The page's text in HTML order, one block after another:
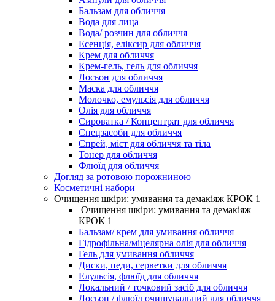
Бальзам для обличчя
Вода для лица
Вода/ розчин для обличчя
Есенція, еліксир для обличчя
Крем для обличчя
Крем-гель, гель для обличчя
Лосьон для обличчя
Маска для обличчя
Молочко, емульсія для обличчя
Олія для обличчя
Сироватка / Концентрат для обличчя
Спецзасоби для обличчя
Спрей, міст для обличчя та тіла
Тонер для обличчя
Флюїд для обличчя
Догляд за ротовою порожниною
Косметичні набори
Очищення шкіри: умивання та демакіяж КРОК 1
Очищення шкіри: умивання та демакіяж
КРОК 1
Бальзам/ крем для умивання обличчя
Гідрофільна/міцелярна олія для обличчя
Гель для умивання обличчя
Диски, педи, серветки для обличчя
Елульсія, флюїд для обличчя
Локальний / точковий засіб для обличчя
Лосьон / флюїд очищувальний для обличчя